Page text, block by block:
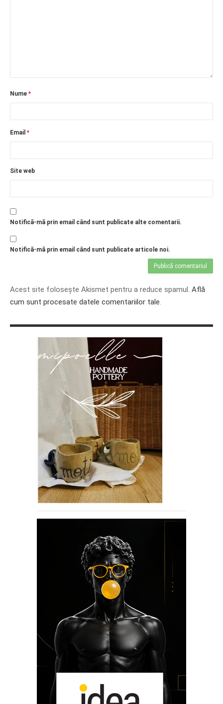
Nume *
Email *
Site web
Notifică-mă prin email când sunt publicate alte comentarii.
Notifică-mă prin email când sunt publicate articole noi.
Acest site folosește Akismet pentru a reduce spamul. Află
cum sunt procesate datele comentariilor tale.